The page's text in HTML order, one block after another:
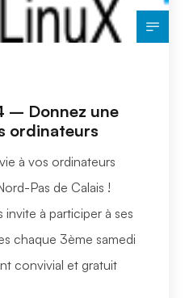
– Donnez une
ordinateurs
à vos ordinateurs
Pas de Calais !
invite à participer à ses
chaque 3ème samedi
convivial et gratuit